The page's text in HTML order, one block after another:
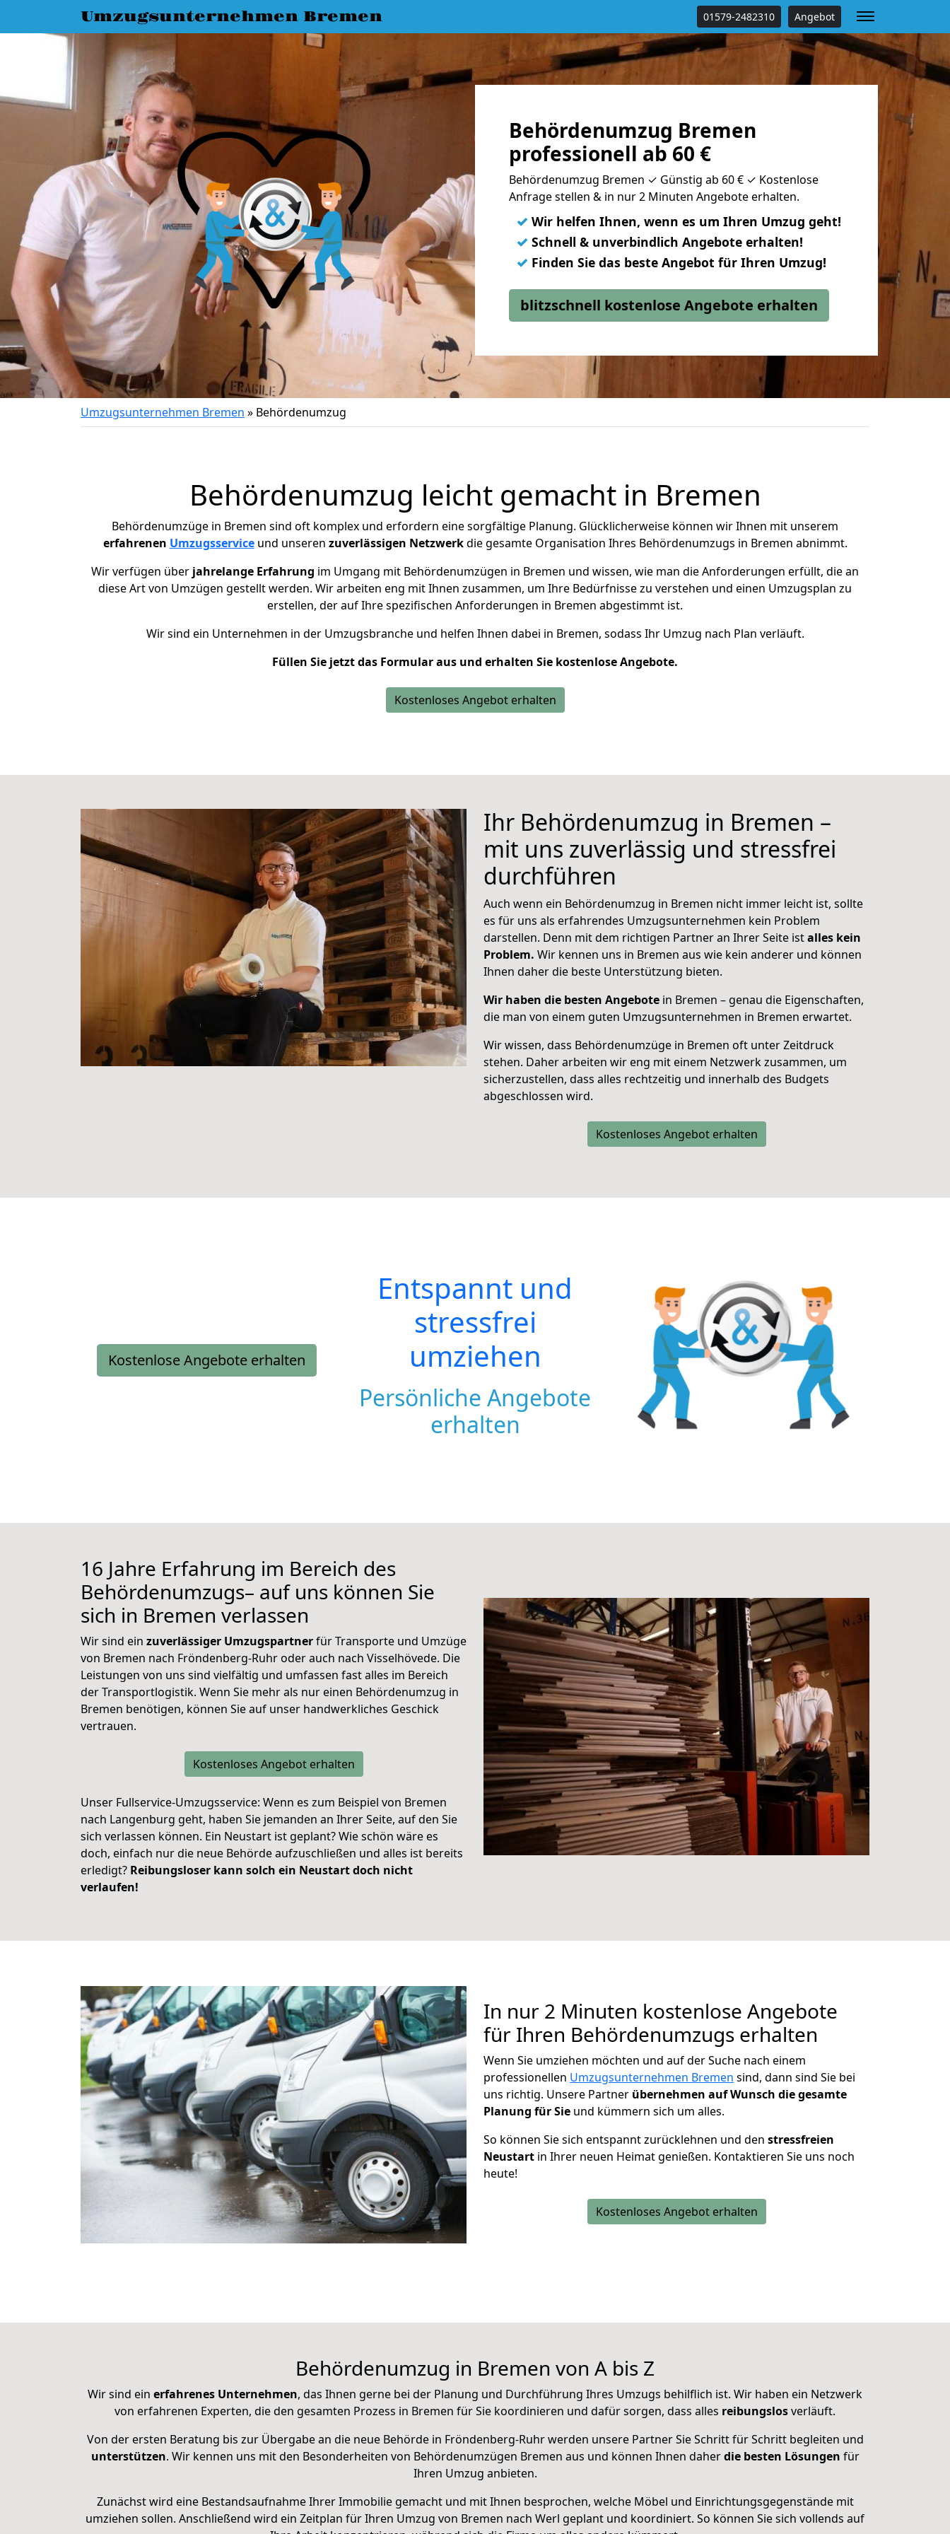
Umzugsunternehmen Bremen 01579-2482310 Angebot
Behördenumzug Bremen
professionell ab 60 €
Behördenumzug Bremen ✓ Günstig ab 60 € ✓ Kostenlose
Anfrage stellen & in nur 2 Minuten Angebote erhalten.
✓ Wir helfen Ihnen, wenn es um Ihren Umzug geht!
✓ Schnell & unverbindlich Angebote erhalten!
✓ Finden Sie das beste Angebot für Ihren Umzug!
blitzschnell kostenlose Angebote erhalten
Umzugsunternehmen Bremen » Behördenumzug
Behördenumzug leicht gemacht in Bremen
Behördenumzüge in Bremen sind oft komplex und erfordern eine sorgfältige Planung. Glücklicherweise können wir Ihnen mit unserem
erfahrenen Umzugsserviceund unseren zuverlässigen Netzwerkdie gesamte Organisation Ihres Behördenumzugs in Bremen abnimmt.
Wir verfügen über jahrelange Erfahrung im Umgang mit Behördenumzügen in Bremen und wissen, wie man die Anforderungen erfüllt, die an
diese Art von Umzügen gestellt werden. Wir arbeiten eng mit Ihnen zusammen, um Ihre Bedürfnisse zu verstehen und einen Umzugsplan zu
erstellen, der auf Ihre spezifischen Anforderungen in Bremen abgestimmt ist.
Wir sind ein Unternehmen in der Umzugsbranche und helfen Ihnen dabei in Bremen, sodass Ihr Umzug nach Plan verläuft.
Füllen Sie jetzt das Formular aus und erhalten Sie kostenlose Angebote.
Kostenloses Angebot erhalten
Ihr Behördenumzug in Bremen –
mit uns zuverlässig und stressfrei
durchführen
Auch wenn ein Behördenumzug in Bremen nicht immer leicht ist, sollte
es für uns als erfahrendes Umzugsunternehmen kein Problem
darstellen. Denn mit dem richtigen Partner an Ihrer Seite istalles kein
Problem. Wir kennen uns in Bremen aus wie kein anderer und können
Ihnen daher die beste Unterstützung bieten.
Wir haben die besten Angebote in Bremen – genau die Eigenschaften,
die man von einem guten Umzugsunternehmen in Bremen erwartet.
Wir wissen, dass Behördenumzüge in Bremen oft unter Zeitdruck
stehen. Daher arbeiten wir eng mit einem Netzwerk zusammen, um
sicherzustellen, dass alles rechtzeitig und innerhalb des Budgets
abgeschlossen wird.
Kostenloses Angebot erhalten
Kostenlose Angebote erhalten
Entspannt und
stressfrei
umziehen
Persönliche Angebote
erhalten
16 Jahre Erfahrung im Bereich des
Behördenumzugs– auf uns können Sie
sich in Bremen verlassen
Wir sind ein zuverlässiger Umzugspartnerfür Transporte und Umzüge
von Bremen nach Fröndenberg-Ruhr oder auch nach Visselhövede. Die
Leistungen von uns sind vielfältig und umfassen fast alles im Bereich
der Transportlogistik. Wenn Sie mehr als nur einen Behördenumzug in
Bremen benötigen, können Sie auf unser handwerkliches Geschick
vertrauen.
Kostenloses Angebot erhalten
Unser Fullservice-Umzugsservice: Wenn es zum Beispiel von Bremen
nach Langenburg geht, haben Sie jemanden an Ihrer Seite, auf den Sie
sich verlassen können. Ein Neustart ist geplant? Wie schön wäre es
doch, einfach nur die neue Behörde aufzuschließen und alles ist bereits
erledigt? Reibungsloser kann solch ein Neustart doch nicht
verlaufen!
In nur 2 Minuten kostenlose Angebote
für Ihren Behördenumzugs erhalten
Wenn Sie umziehen möchten und auf der Suche nach einem
professionellen Umzugsunternehmen Bremen sind, dann sind Sie bei
uns richtig. Unsere Partner übernehmen auf Wunsch die gesamte
Planung für Sie und kümmern sich um alles.
So können Sie sich entspannt zurücklehnen und den stressfreien
Neustart in Ihrer neuen Heimat genießen. Kontaktieren Sie uns noch
heute!
Kostenloses Angebot erhalten
Behördenumzug in Bremen von A bis Z
Wir sind ein erfahrenes Unternehmen, das Ihnen gerne bei der Planung und Durchführung Ihres Umzugs behilflich ist. Wir haben ein Netzwerk
von erfahrenen Experten, die den gesamten Prozess in Bremen für Sie koordinieren und dafür sorgen, dass alles reibungslosverläuft.
Von der ersten Beratung bis zur Übergabe an die neue Behörde in Fröndenberg-Ruhr werden unsere Partner SieSchritt für Schritt begleiten und
unterstützen. Wir kennen uns mit den Besonderheiten von Behördenumzügen Bremen aus und können Ihnen daherdie besten Lösungen für
Ihren Umzug anbieten.
Zunächst wird eine Bestandsaufnahme Ihrer Immobilie gemacht und mit Ihnen besprochen, welche Möbel und Einrichtungsgegenstände mit
umziehen sollen. Anschließend wird ein Zeitplan für Ihren Umzug von Bremen nach Werl geplant und koordiniert. So können Sie sich vollends auf